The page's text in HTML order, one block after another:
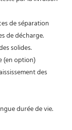
de décharge.
solides.
des
durée de vie.